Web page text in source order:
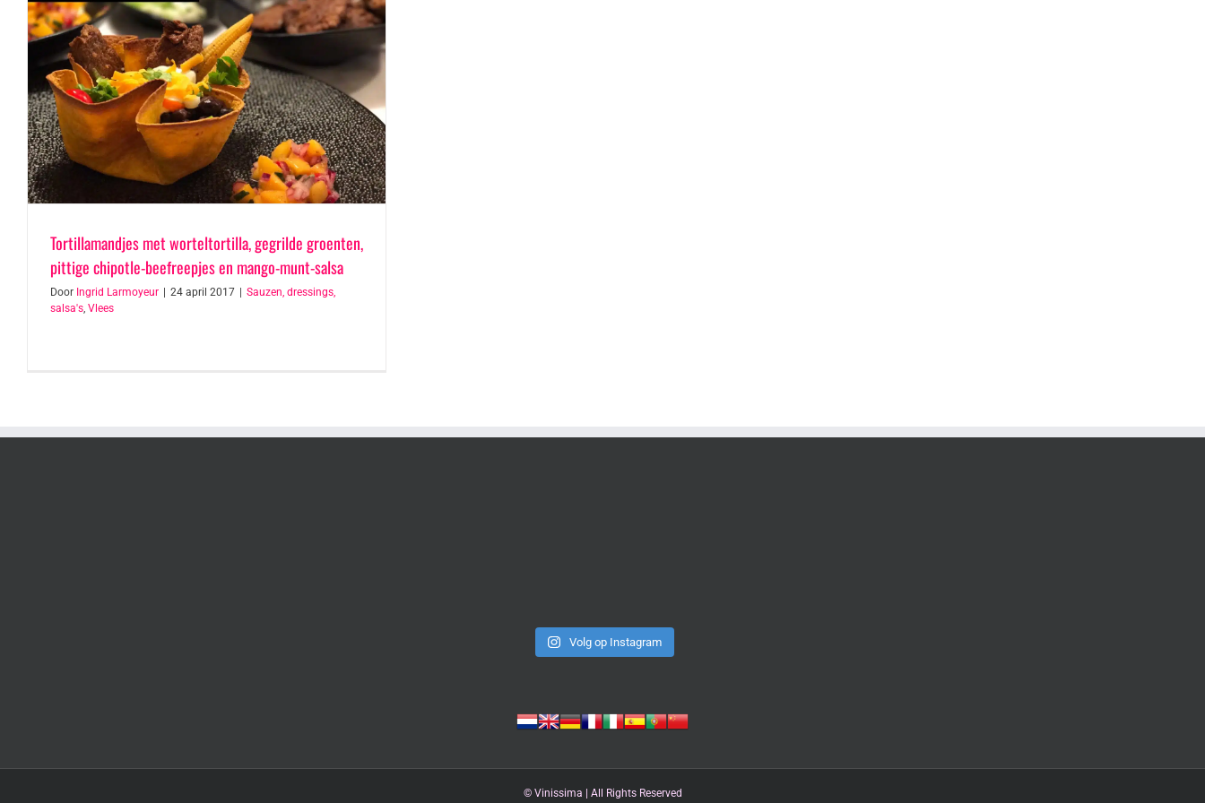
Tortillamandjes met worteltortilla, gegrilde groenten,
pittige chipotle-beefreepjes en mango-munt-salsa
Door Ingrid Larmoyeur 24 april 2017
Sauzen, dressings,
salsa's, Vlees
Volg op Instagram
© Vinissima | All Rights Reserved